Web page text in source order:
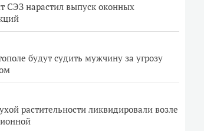
СЭЗ нарастил выпуск оконных
будут судить мужчину за угрозу
растительности ликвидировали возле